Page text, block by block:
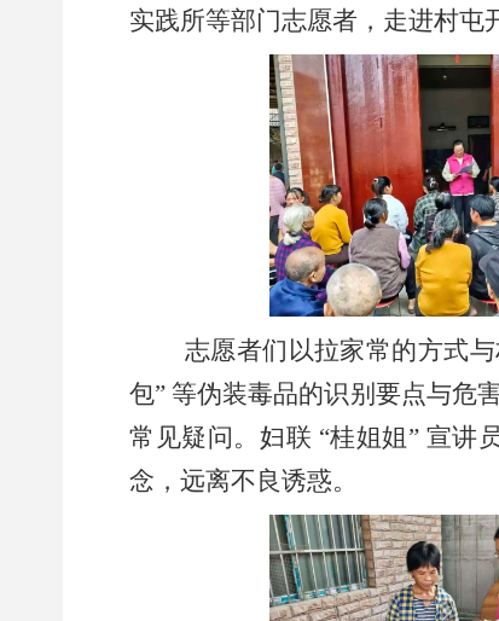
实践所等部门志愿者，走进村屯
志愿者们以拉家常的方式
包” 等伪装毒品的识别要点与危
常见疑问。妇联 “桂姐姐” 宣讲
念，远离不良诱惑。